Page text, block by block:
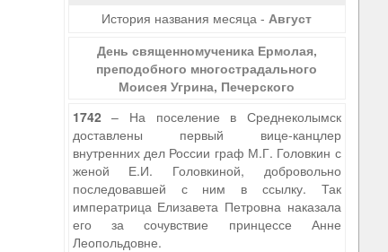
История названия месяца -Август
День священномученика Ермолая,
преподобного многострадального
Моисея Угрина, Печерского
1742– На поселение в Среднеколымск
доставлены первый вице-канцлер
внутренних дел России граф М.Г. Головкин с
женой Е.И. Головкиной, добровольно
последовавшей с ним в ссылку. Так
императрица Елизавета Петровна наказала
его за сочувствие принцессе Анне
Леопольдовне.